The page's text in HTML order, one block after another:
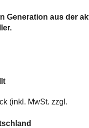
Generation aus der
(inkl. MwSt. zzgl.